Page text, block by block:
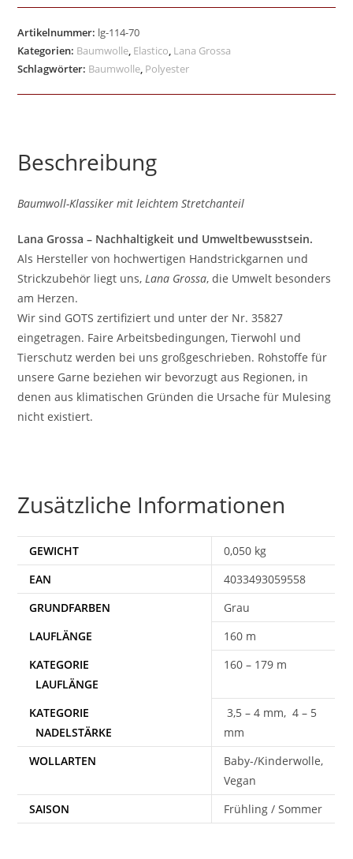
Artikelnummer: lg-114-70
Kategorien: Baumwolle, Elastico, Lana Grossa
Schlagwörter: Baumwolle, Polyester
Beschreibung
Baumwoll-Klassiker mit leichtem Stretchanteil
Lana Grossa – Nachhaltigkeit und Umweltbewusstsein.
Als Hersteller von hochwertigen Handstrickgarnen und
Strickzubehör liegt uns,Lana Grossa, die Umwelt besonders
am Herzen.
Wir sind GOTS zertifiziert und unter der Nr. 35827
eingetragen. Faire Arbeitsbedingungen, Tierwohl und
Tierschutz werden bei uns großgeschrieben. Rohstoffe für
unsere Garne beziehen wir bevorzugt aus Regionen, in
denen aus klimatischen Gründen die Ursache für Mulesing
nicht existiert.
Zusätzliche Informationen
GEWICHT
0,050 kg
EAN
4033493059558
Grau
160 m
160 – 179 m
3,5 – 4 mm, 4 – 5
mm
WOLLARTEN
Baby-/Kinderwolle,
Vegan
SAISON
Frühling / Sommer